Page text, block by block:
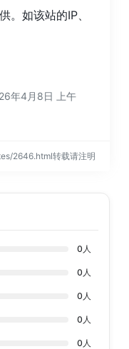
如该站的IP、
年4月8日 上午
2646.html转载请注明
0 人
0 人
0 人
0 人
0 人